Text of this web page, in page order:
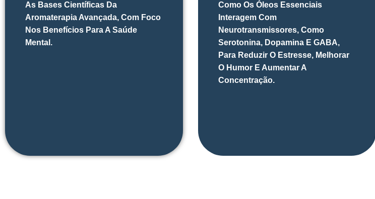
As Bases Científicas Da
Aromaterapia Avançada, Com Foco
Nos Benefícios Para A Saúde
Mental.
Como Os Óleos Essenciais
Interagem Com
Neurotransmissores, Como
Serotonina, Dopamina E GABA,
Para Reduzir O Estresse, Melhorar
O Humor E Aumentar A
Concentração.